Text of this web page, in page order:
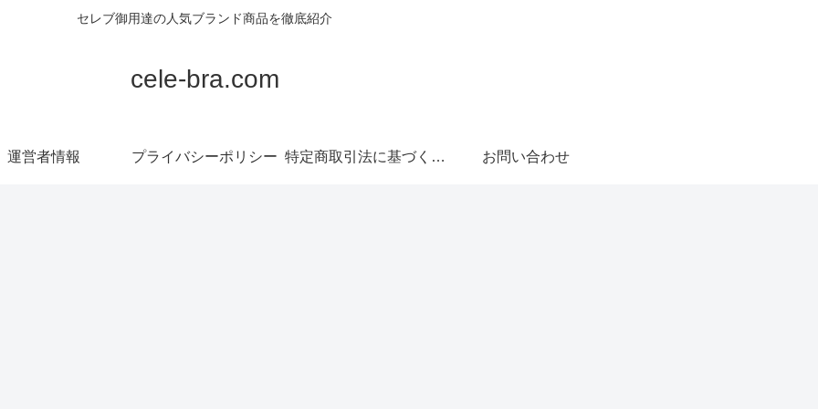
セレブ御用達の人気ブランド商品を徹底紹介
cele-bra.com
運営者情報 プライバシーポリシー 特定商取引法に基づく表記 お問い合わせ